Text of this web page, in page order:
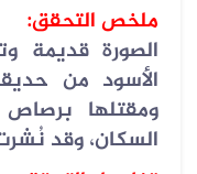
ملخص التحقق:
الصورة قديمة
الأسود من
ومقتلها
السكان، وقد نُشرت في